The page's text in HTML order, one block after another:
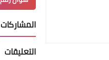
المشاركات
التعليقات